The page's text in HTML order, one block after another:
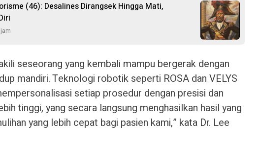
(46): Desalines Dirangsek Hingga Mati,
seseorang yang kembali mampu bergerak dengan
mandiri. Teknologi robotik seperti ROSA dan VELYS
setiap prosedur dengan presisi dan
tinggi, yang secara langsung menghasilkan hasil yang
yang lebih cepat bagi pasien kami,” kata Dr. Lee